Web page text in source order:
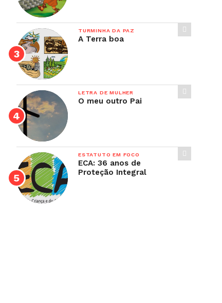
TURMINHA DA PAZ
A Terra boa
LETRA DE MULHER
O meu outro Pai
ESTATUTO EM FOCO
ECA: 36 anos de
Proteção Integral